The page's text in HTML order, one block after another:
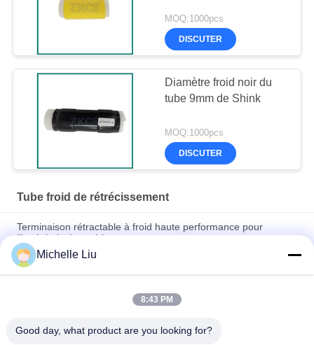
MOQ:1000pcs
DISCUTER
Diamètre froid noir du
tube 9mm de Shink
MOQ:1000pcs
DISCUTER
Tube froid de rétrécissement
Terminaison rétractable à froid haute performance pour
l'ingénierie énergétique
Résistant aux UV, à l'ozone, expansion 4x - Tube rétractable à
froid en silicone
Tubes à refroidissement à froid en silicone pour l'étanchéité
Michelle Liu
8:43 PM
Good day, what product are you looking for?